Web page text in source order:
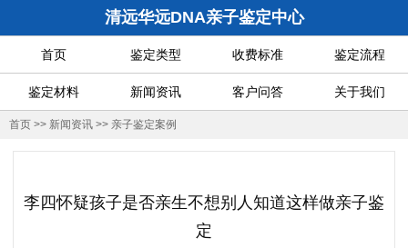
清远华远DNA亲子鉴定中心
首页 鉴定类型 收费标准 鉴定流程
鉴定材料 新闻资讯 客户问答 关于我们
首页 >> 新闻资讯 >> 亲子鉴定案例
李四怀疑孩子是否亲生不想别人知道这样做亲子鉴
定